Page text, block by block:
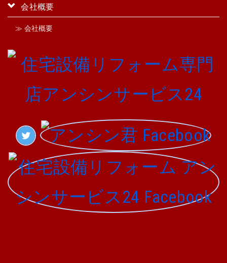
会社概要
≫ 会社概要